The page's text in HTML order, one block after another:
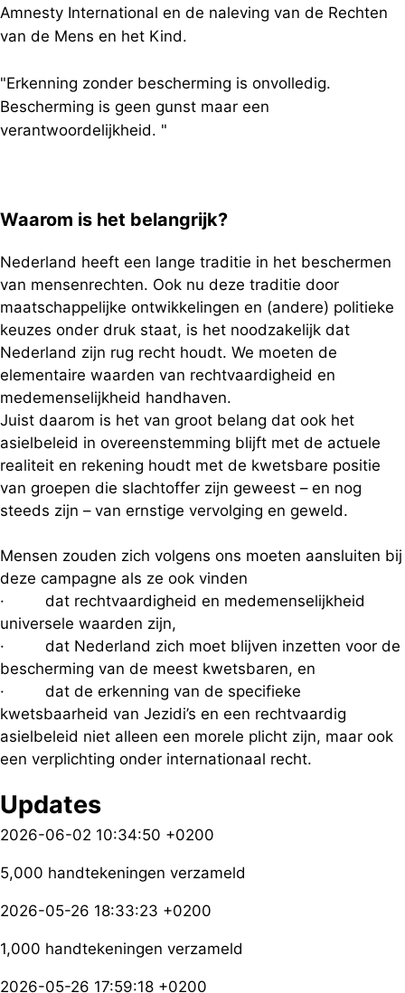
Amnesty International en de naleving van de Rechten
van de Mens en het Kind.
"Erkenning zonder bescherming is onvolledig.
Bescherming is geen gunst maar een
verantwoordelijkheid. "
Waarom is het belangrijk?
Nederland heeft een lange traditie in het beschermen
van mensenrechten. Ook nu deze traditie door
maatschappelijke ontwikkelingen en (andere) politieke
keuzes onder druk staat, is het noodzakelijk dat
Nederland zijn rug recht houdt. We moeten de
elementaire waarden van rechtvaardigheid en
medemenselijkheid handhaven.
Juist daarom is het van groot belang dat ook het
asielbeleid in overeenstemming blijft met de actuele
realiteit en rekening houdt met de kwetsbare positie
van groepen die slachtoffer zijn geweest – en nog
steeds zijn – van ernstige vervolging en geweld.
Mensen zouden zich volgens ons moeten aansluiten bij
deze campagne als ze ook vinden
· dat rechtvaardigheid en medemenselijkheid
universele waarden zijn,
· dat Nederland zich moet blijven inzetten voor de
bescherming van de meest kwetsbaren, en
· dat de erkenning van de specifieke
kwetsbaarheid van Jezidi’s en een rechtvaardig
asielbeleid niet alleen een morele plicht zijn, maar ook
een verplichting onder internationaal recht.
Updates
2026-06-02 10:34:50 +0200
5,000 handtekeningen verzameld
2026-05-26 18:33:23 +0200
1,000 handtekeningen verzameld
2026-05-26 17:59:18 +0200